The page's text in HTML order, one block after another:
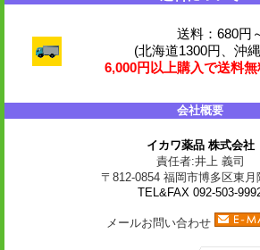
送料：680円
(北海道1300円、沖
6,000円以上購入で送料
会社概要
イカワ薬品 株式会社
責任者:井上 義司
〒812-0854 福岡市博多区東月
TEL&FAX 092-503-
メールお問い合わせ